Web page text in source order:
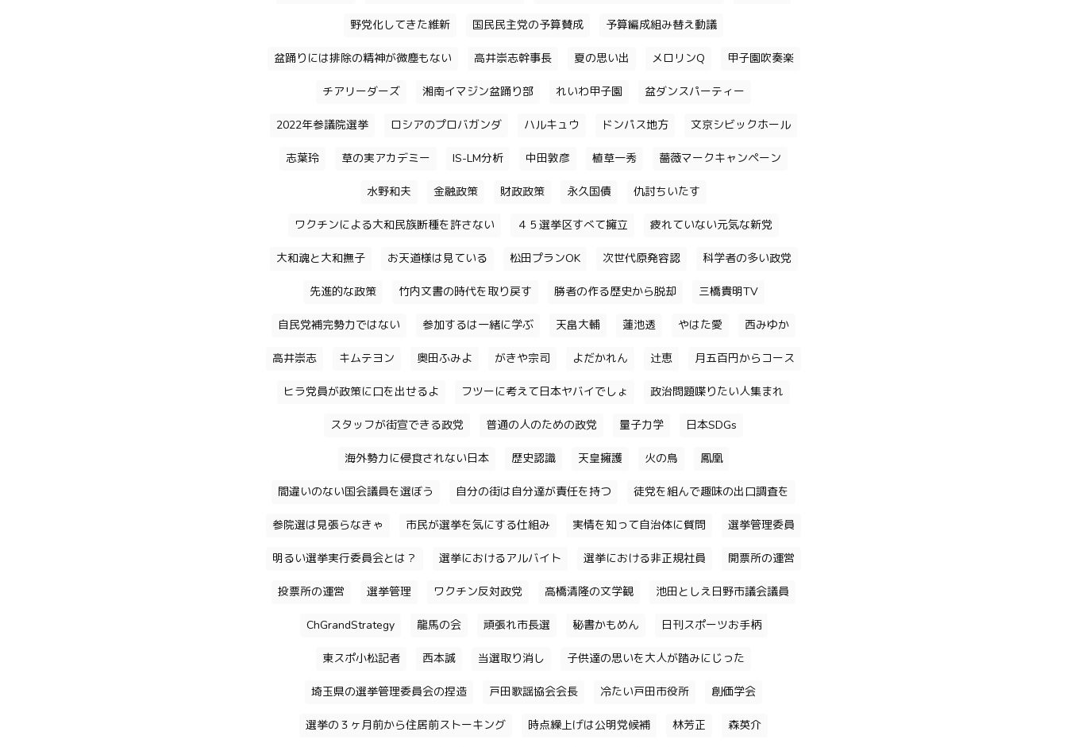
野党化してきた維新 国民民主党の予算賛成 予算編成組み替え動議
盆踊りには排除の精神が微塵もない 高井崇志幹事長 夏の思い出 メロリンQ 甲子園吹奏楽
チアリーダーズ 湘南イマジン盆踊り部 れいわ甲子園 盆ダンスパーティー
2022年参議院選挙 ロシアのプロバガンダ ハルキュウ ドンパス地方 文京シビックホール
志葉玲 草の実アカデミー IS-LM分析 中田敦彦 植草一秀 薔薇マークキャンペーン
水野和夫 金融政策 財政政策 永久国債 仇討ちいたす
ワクチンによる大和民族断種を許さない ４５選挙区すべて擁立 疲れていない元気な新党
大和魂と大和撫子 お天道様は見ている 松田プランOK 次世代原発容認 科学者の多い政党
先進的な政策 竹内文書の時代を取り戻す 勝者の作る歴史から脱却 三橋貴明TV
自民党補完勢力ではない 参加するは一緒に学ぶ 天畠大輔 蓮池透 やはた愛 西みゆか
高井崇志 キムテヨン 奥田ふみよ がきや宗司 よだかれん 辻恵 月五百円からコース
ヒラ党員が政策に口を出せるよ フツーに考えて日本ヤバイでしょ 政治問題喋りたい人集まれ
スタッフが街宣できる政党 普通の人のための政党 量子力学 日本SDGs
海外勢力に侵食されない日本 歴史認識 天皇擁護 火の鳥 鳳凰
間違いのない国会議員を選ぼう 自分の街は自分達が責任を持つ 徒党を組んで趣味の出口調査を
参院選は見張らなきゃ 市民が選挙を気にする仕組み 実情を知って自治体に質問 選挙管理委員
明るい選挙実行委員会とは？ 選挙におけるアルバイト 選挙における非正規社員 開票所の運営
投票所の運営 選挙管理 ワクチン反対政党 高橋清隆の文学観 池田としえ日野市議会議員
ChGrandStrategy 龍馬の会 頑張れ市長選 秘書かもめん 日刊スポーツお手柄
東スポ小松記者 西本誠 当選取り消し 子供達の思いを大人が踏みにじった
埼玉県の選挙管理委員会の捏造 戸田歌謡協会会長 冷たい戸田市役所 創価学会
選挙の３ヶ月前から住居前ストーキング 時点繰上げは公明党候補 林芳正 森英介